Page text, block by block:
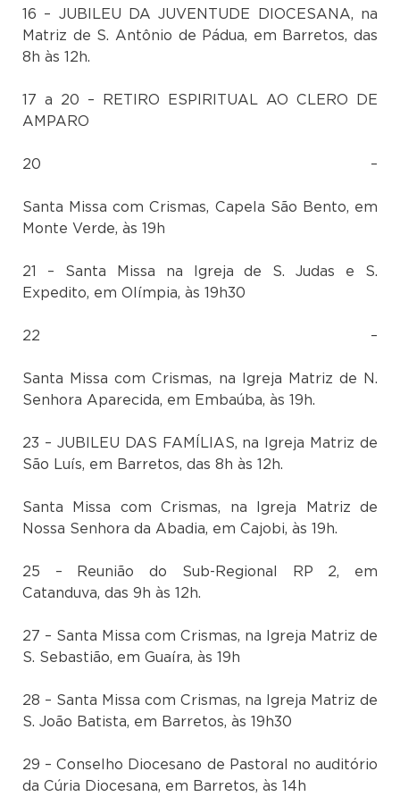
16 – JUBILEU DA JUVENTUDE DIOCESANA, na
Matriz de S. Antônio de Pádua, em Barretos, das
8h às 12h.
17 a 20 – RETIRO ESPIRITUAL AO CLERO DE
AMPARO
20 –
Santa Missa com Crismas, Capela São Bento, em
Monte Verde, às 19h
21 – Santa Missa na Igreja de S. Judas e S.
Expedito, em Olímpia, às 19h30
22 –
Santa Missa com Crismas, na Igreja Matriz de N.
Senhora Aparecida, em Embaúba, às 19h.
23 – JUBILEU DAS FAMÍLIAS, na Igreja Matriz de
São Luís, em Barretos, das 8h às 12h.
Santa Missa com Crismas, na Igreja Matriz de
Nossa Senhora da Abadia, em Cajobi, às 19h.
25 – Reunião do Sub-Regional RP 2, em
Catanduva, das 9h às 12h.
27 – Santa Missa com Crismas, na Igreja Matriz de
S. Sebastião, em Guaíra, às 19h
28 – Santa Missa com Crismas, na Igreja Matriz de
S. João Batista, em Barretos, às 19h30
29 – Conselho Diocesano de Pastoral no auditório
da Cúria Diocesana, em Barretos, às 14h